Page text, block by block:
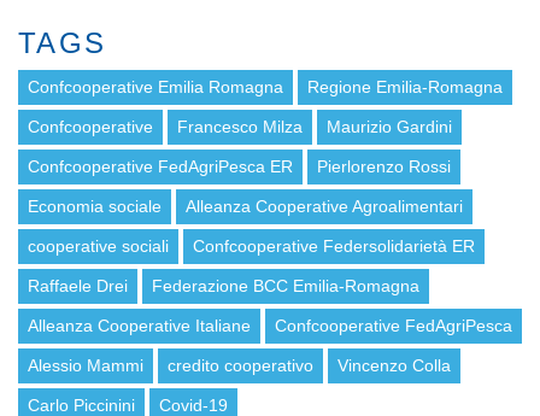
TAGS
Confcooperative Emilia Romagna Regione Emilia-Romagna
Confcooperative Francesco Milza Maurizio Gardini
Confcooperative FedAgriPesca ER Pierlorenzo Rossi
Economia sociale Alleanza Cooperative Agroalimentari
cooperative sociali Confcooperative Federsolidarietà ER
Raffaele Drei Federazione BCC Emilia-Romagna
Alleanza Cooperative Italiane Confcooperative FedAgriPesca
Alessio Mammi credito cooperativo Vincenzo Colla
Carlo Piccinini Covid-19